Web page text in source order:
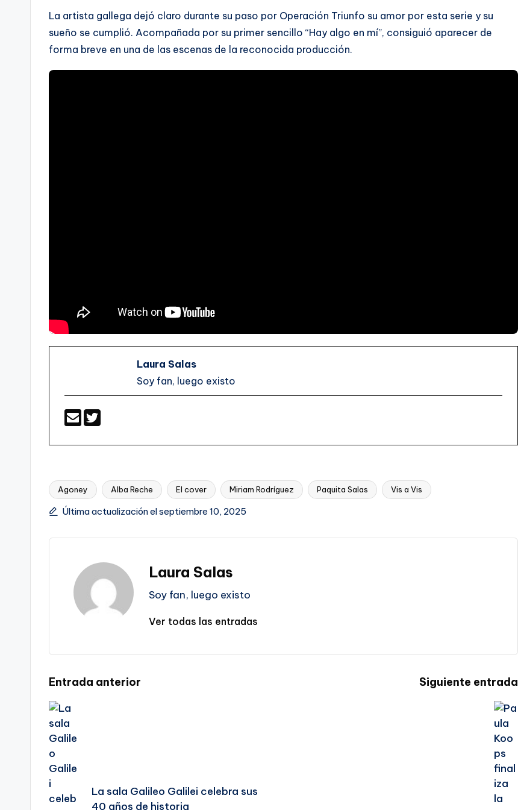
La artista gallega dejó claro durante su paso por Operación Triunfo su amor por esta serie y su
sueño se cumplió. Acompañada por su primer sencillo “Hay algo en mí”, consiguió aparecer de
forma breve en una de las escenas de la reconocida producción.
Laura Salas
Soy fan, luego existo
Etiquetas:
Agoney Alba Reche El cover Miriam Rodríguez Paquita Salas Vis a Vis
Última actualización el septiembre 10, 2025
Laura Salas
Soy fan, luego existo
Ver todas las entradas
Navegación
de
entradas
Entrada anterior
La sala Galileo Galilei celebra sus
40 años de historia
Siguiente entrada